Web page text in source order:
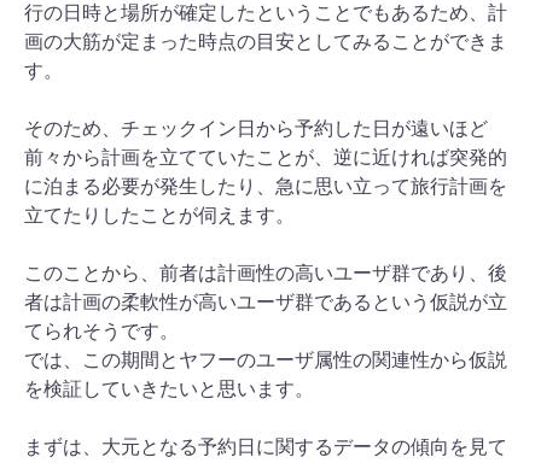
行の日時と場所が確定したということでもあるため、計
画の大筋が定まった時点の目安としてみることができま
す。
そのため、チェックイン日から予約した日が遠いほど
前々から計画を立てていたことが、逆に近ければ突発的
に泊まる必要が発生したり、急に思い立って旅行計画を
立てたりしたことが伺えます。
このことから、前者は計画性の高いユーザ群であり、後
者は計画の柔軟性が高いユーザ群であるという仮説が立
てられそうです。
では、この期間とヤフーのユーザ属性の関連性から仮説
を検証していきたいと思います。
まずは、大元となる予約日に関するデータの傾向を見て